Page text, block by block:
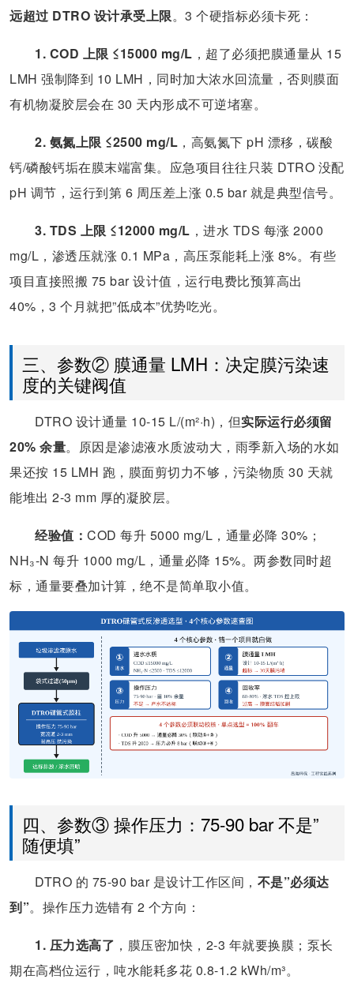
远超过 DTRO 设计承受上限。3 个硬指标必须卡死：
1. COD 上限 ≤15000 mg/L ，超了必须把膜通量从 15
LMH 强制降到 10 LMH，同时加大浓水回流量，否则膜面
有机物凝胶层会在 30 天内形成不可逆堵塞。
2. 氨氮上限 ≤2500 mg/L ，高氨氮下 pH 漂移，碳酸
钙/磷酸钙垢在膜末端富集。应急项目往往只装 DTRO 没配
pH 调节，运行到第 6 周压差上涨 0.5 bar 就是典型信号。
3. TDS 上限 ≤12000 mg/L ，进水 TDS 每涨 2000
mg/L，渗透压就涨 0.1 MPa，高压泵能耗上涨 8%。有些
项目直接照搬 75 bar 设计值，运行电费比预算高出
40%，3 个月就把”低成本”优势吃光。
三、参数② 膜通量 LMH：决定膜污染速
度的关键阀值
DTRO 设计通量 10-15 L/(m²·h)，但实际运行必须留
20% 余量。原因是渗滤液水质波动大，雨季新入场的水如
果还按 15 LMH 跑，膜面剪切力不够，污染物质 30 天就
能堆出 2-3 mm 厚的凝胶层。
经验值： COD 每升 5000 mg/L，通量必降 30%；
NH₃-N 每升 1000 mg/L，通量必降 15%。两参数同时超
标，通量要叠加计算，绝不是简单取小值。
四、参数③ 操作压力：75-90 bar 不是”
随便填”
DTRO 的 75-90 bar 是设计工作区间， 不是”必须达
到”。操作压力选错有 2 个方向：
1. 压力选高了 ，膜压密加快，2-3 年就要换膜；泵长
期在高档位运行，吨水能耗多花 0.8-1.2 kWh/m³。